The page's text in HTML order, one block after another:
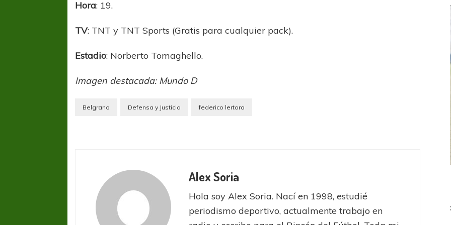
Hora: 19.
TV: TNT y TNT Sports (Gratis para cualquier pack).
Estadio: Norberto Tomaghello.
Imagen destacada: Mundo D
Belgrano Defensa y Justicia federico lertora
Alex Soria
Hola soy Alex Soria. Nací en 1998, estudié
periodismo deportivo, actualmente trabajo en
REGIONAL AMATEUR
Ajustada caída de Verónica en Alejandro
FÚTBOL FEMENINO
REGIONAL AMATEUR
Verónica jugará ante Estrella del Sur en el
LIGA DE LA COSTA
Las campeonas festejaron ante su gente